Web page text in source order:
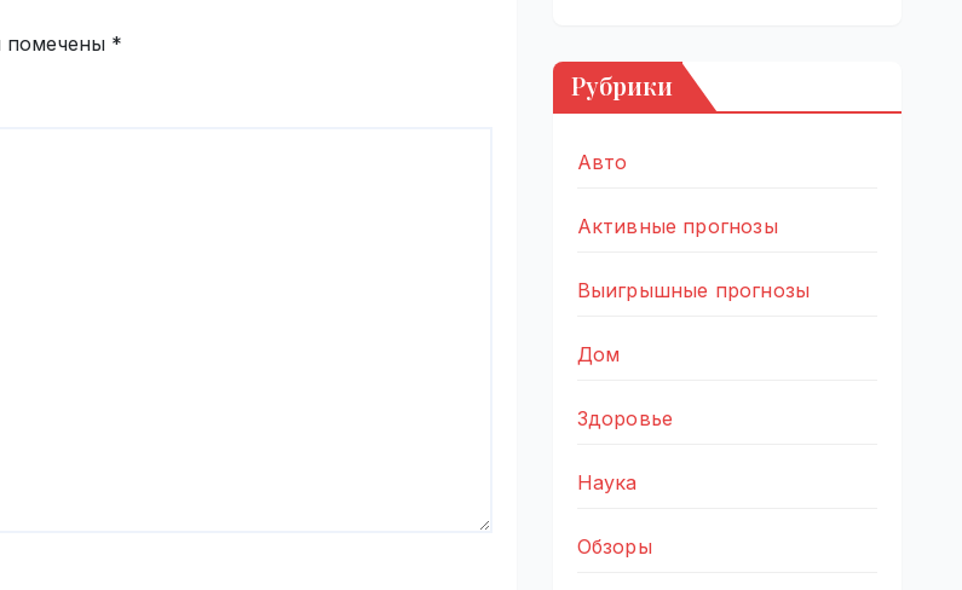
помечены *
Рубрики
Авто
Активные прогнозы
Выигрышные прогнозы
Дом
Здоровье
Наука
Обзоры